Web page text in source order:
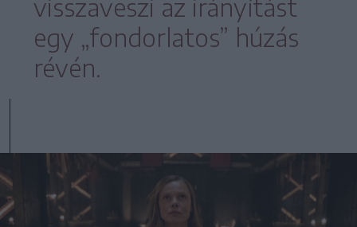
visszaveszi az irányítást
egy „fondorlatos” húzás
révén.